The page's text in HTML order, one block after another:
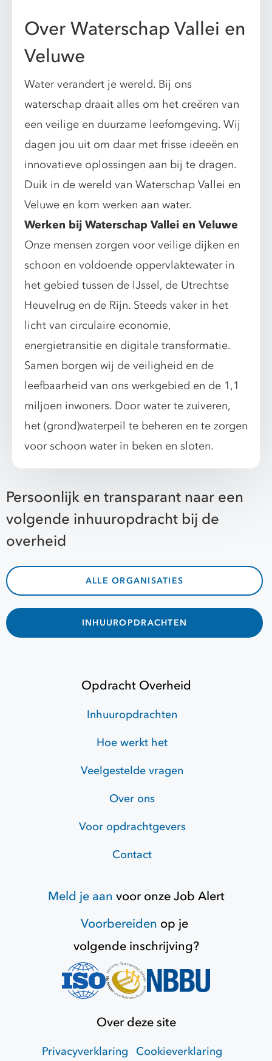
Over Waterschap Vallei en
Veluwe
Water verandert je wereld. Bij ons
waterschap draait alles om het creëren van
een veilige en duurzame leefomgeving. Wij
dagen jou uit om daar met frisse ideeën en
innovatieve oplossingen aan bij te dragen.
Duik in de wereld van Waterschap Vallei en
Veluwe en kom werken aan water.
Werken bij Waterschap Vallei en Veluwe
Onze mensen zorgen voor veilige dijken en
schoon en voldoende oppervlaktewater in
het gebied tussen de IJssel, de Utrechtse
Heuvelrug en de Rijn. Steeds vaker in het
licht van circulaire economie,
energietransitie en digitale transformatie.
Samen borgen wij de veiligheid en de
leefbaarheid van ons werkgebied en de 1,1
miljoen inwoners. Door water te zuiveren,
het (grond)waterpeil te beheren en te zorgen
voor schoon water in beken en sloten.
Persoonlijk en transparant naar een
volgende inhuuropdracht bij de
overheid
ALLE ORGANISATIES
INHUUROPDRACHTEN
Opdracht Overheid
Inhuuropdrachten
Hoe werkt het
Veelgestelde vragen
Over ons
Voor opdrachtgevers
Contact
Meld je aan voor onzeJob Alert
Voorbereiden op je
volgende inschrijving?
Over deze site
Privacyverklaring Cookieverklaring